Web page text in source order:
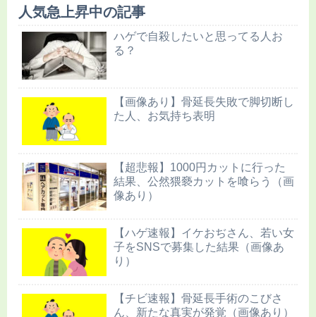
人気急上昇中の記事
ハゲで自殺したいと思ってる人お
る？
【画像あり】骨延長失敗で脚切断し
た人、お気持ち表明
【超悲報】1000円カットに行った
結果、公然猥褻カットを喰らう（画
像あり）
【ハゲ速報】イケおぢさん、若い女
子をSNSで募集した結果（画像あ
り）
【チビ速報】骨延長手術のこびさ
ん、新たな真実が発覚（画像あり）